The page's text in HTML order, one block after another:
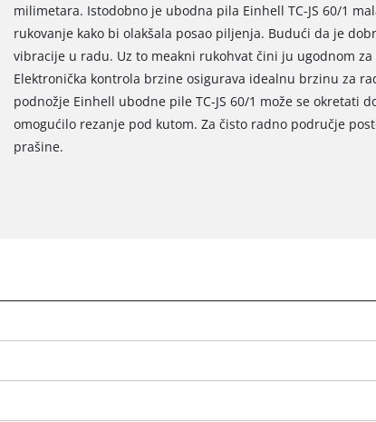
milimetara. Istodobno je ubodna pila Einhell TC-JS 60/1
rukovanje kako bi olakšala posao piljenja. Budući da je
vibracije u radu. Uz to meakni rukohvat čini ju ugodnom
Elektronička kontrola brzine osigurava idealnu brzinu za
podnožje Einhell ubodne pile TC-JS 60/1 može se okretati
omogućilo rezanje pod kutom. Za čisto radno područje
prašine.